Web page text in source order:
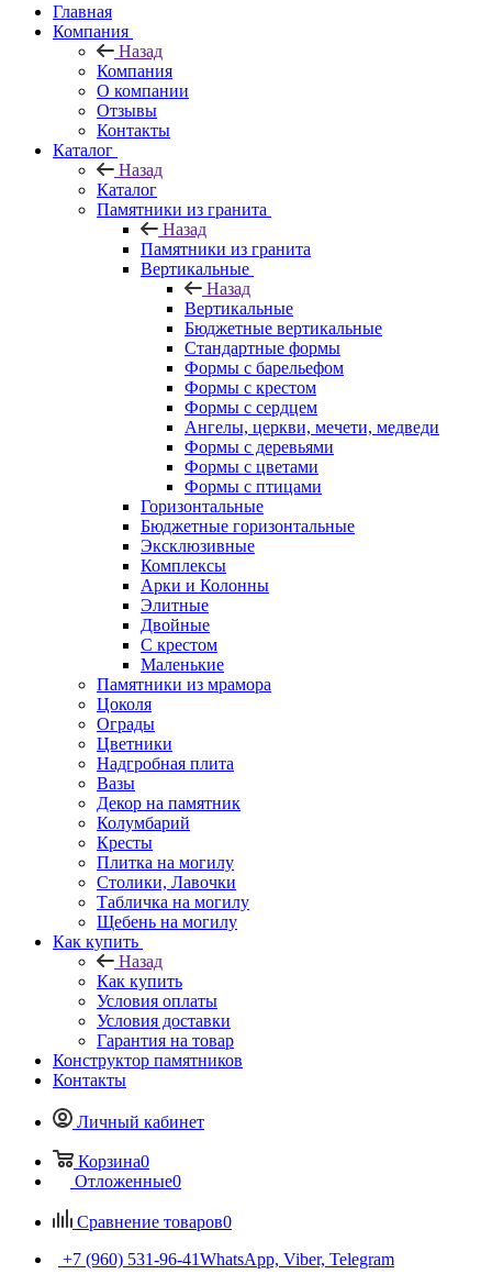
Главная
Компания
Назад
Компания
О компании
Отзывы
Контакты
Каталог
Назад
Каталог
Памятники из гранита
Назад
Памятники из гранита
Вертикальные
Назад
Вертикальные
Бюджетные вертикальные
Стандартные формы
Формы с барельефом
Формы с крестом
Формы с сердцем
Ангелы, церкви, мечети, медведи
Формы с деревьями
Формы с цветами
Формы с птицами
Горизонтальные
Бюджетные горизонтальные
Эксклюзивные
Комплексы
Арки и Колонны
Элитные
Двойные
С крестом
Маленькие
Памятники из мрамора
Цоколя
Ограды
Цветники
Надгробная плита
Вазы
Декор на памятник
Колумбарий
Кресты
Плитка на могилу
Столики, Лавочки
Табличка на могилу
Щебень на могилу
Как купить
Назад
Как купить
Условия оплаты
Условия доставки
Гарантия на товар
Конструктор памятников
Контакты
Личный кабинет
Корзина0
Отложенные0
Сравнение товаров0
+7 (960) 531-96-41WhatsApp, Viber, Telegram